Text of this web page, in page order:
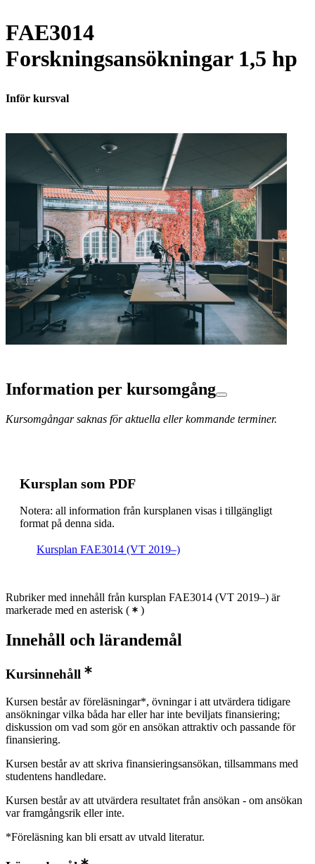
FAE3014
Forskningsansökningar 1,5 hp
Inför kursval
Information per kursomgång
Kursomgångar saknas för aktuella eller kommande terminer.
Kursplan som PDF
Notera: all information från kursplanen visas i tillgängligt
format på denna sida.
Kursplan FAE3014 (VT 2019–)
Rubriker med innehåll från kursplan FAE3014 (VT 2019–) är
markerade med en asterisk ( )
Innehåll och lärandemål
Kursinnehåll
Kursen består av föreläsningar*, övningar i att utvärdera tidigare
ansökningar vilka båda har eller har inte beviljats finansiering;
diskussion om vad som gör en ansökan attraktiv och passande för
finansiering.
Kursen består av att skriva finansieringsansökan, tillsammans med
studentens handledare.
Kursen består av att utvärdera resultatet från ansökan - om ansökan
var framgångsrik eller inte.
*Föreläsning kan bli ersatt av utvald literatur.